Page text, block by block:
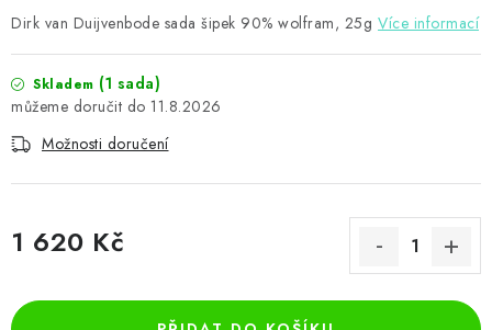
Kontakty Hodnocení obchodu
Dirk van Duijvenbode sada šipek 90% wolfram, 25g Více informací
Skladem (1 sada)
11.8.2026
Možnosti doručení
1 620 Kč